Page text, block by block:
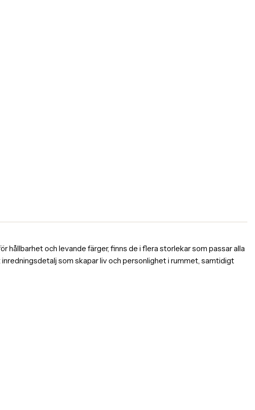
och levande färger, finns de i flera storlekar som passar alla
som skapar liv och personlighet i rummet, samtidigt